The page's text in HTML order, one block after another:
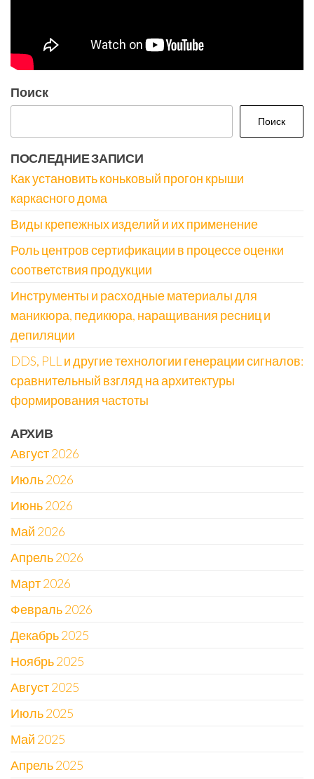
Поиск
Поиск
ПОСЛЕДНИЕ ЗАПИСИ
Как установить коньковый прогон крыши
каркасного дома
Виды крепежных изделий и их применение
Роль центров сертификации в процессе оценки
соответствия продукции
Инструменты и расходные материалы для
маникюра, педикюра, наращивания ресниц и
депиляции
DDS, PLL и другие технологии генерации сигналов:
сравнительный взгляд на архитектуры
формирования частоты
АРХИВ
Август 2026
Июль 2026
Июнь 2026
Май 2026
Апрель 2026
Март 2026
Февраль 2026
Декабрь 2025
Ноябрь 2025
Август 2025
Июль 2025
Май 2025
Апрель 2025